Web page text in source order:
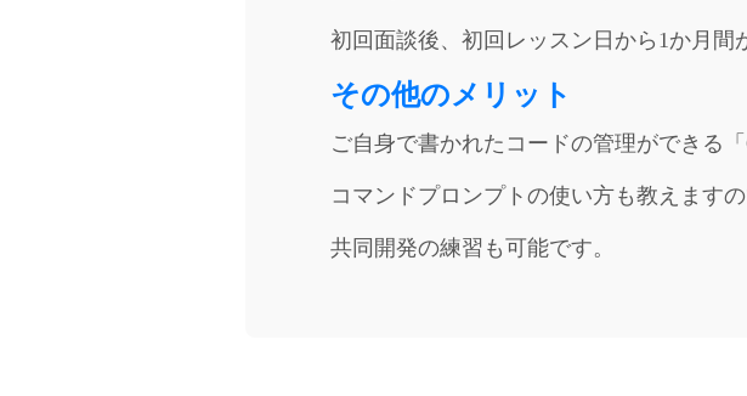
初回面談後、初回レッスン日から1か月間
その他のメリット
ご自身で書かれたコードの管理ができる
コマンドプロンプトの使い方も教えます
共同開発の練習も可能です。